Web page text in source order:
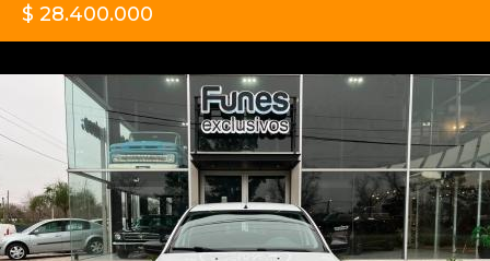
$ 28.400.000